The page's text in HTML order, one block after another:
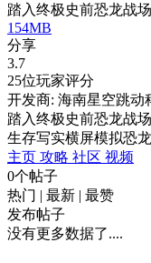
踏入终极史前恐龙战场
154MB
分享
3.7
25位玩家评分
开发商: 海南星空跳动
踏入终极史前恐龙战场
生存写实横屏模拟恐龙
主页 攻略 社区 视频
0个帖子
热门 | 最新 | 最赞
发布帖子
没有更多数据了....